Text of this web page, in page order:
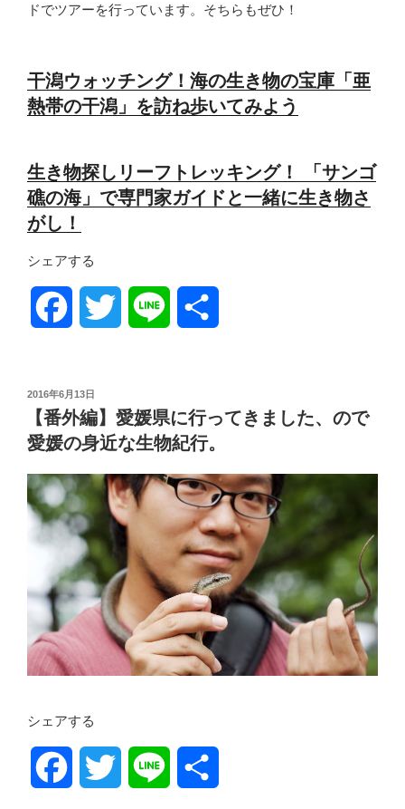
ドでツアーを行っています。そちらもぜひ！
干潟ウォッチング！海の生き物の宝庫「亜
熱帯の干潟」を訪ね歩いてみよう
生き物探しリーフトレッキング！ 「サンゴ
礁の海」で専門家ガイドと一緒に生き物さ
がし！
シェアする
c
e
b
o
o
k
t
t
e
e
投
日:
2016年6月13日
【番外編】愛媛県に行ってきました、ので
愛媛の身近な生物紀行。
シェアする